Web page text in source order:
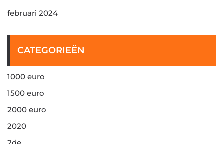
februari 2024
CATEGORIEËN
1000 euro
1500 euro
2000 euro
2020